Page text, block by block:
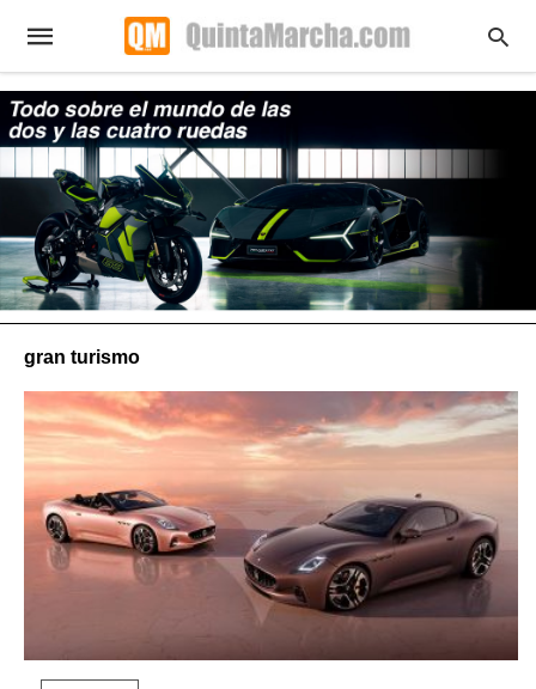
gran turismo